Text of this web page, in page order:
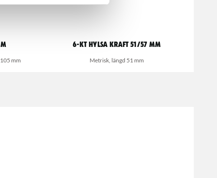
mm
6-kt hylsa kraft 51/57 mm
Metrisk, längd 51 mm